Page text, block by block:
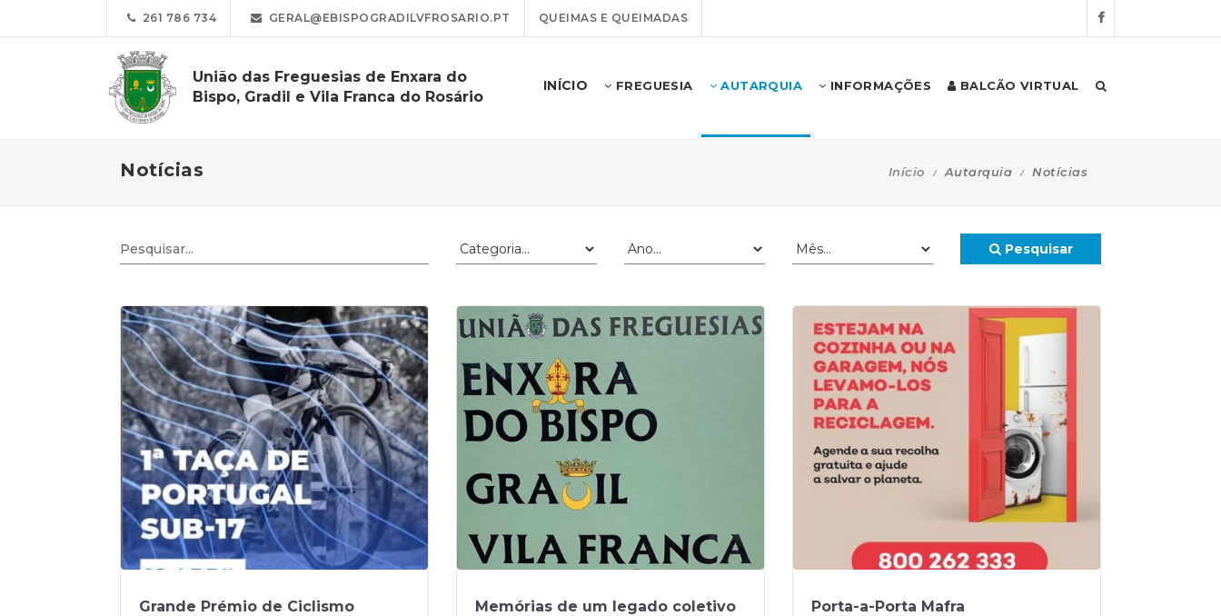
261 786 734 GERAL@EBISPOGRADILVFROSARIO.PT QUEIMAS E QUEIMADAS
União das Freguesias de Enxara do
Bispo, Gradil e Vila Franca do Rosário
INÍCIO FREGUESIA AUTARQUIA INFORMAÇÕES BALCÃO VIRTUAL
Notícias Início Autarquia Notícias
Pesquisar
Grande Prémio de Ciclismo Memórias de um legado coletivo Porta-a-Porta Mafra